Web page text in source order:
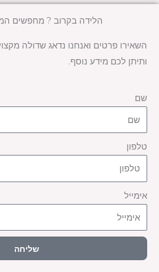
הלידה בקרוב ? מחפשים
השאירו פרטים ואנחנו נדאג שדולה
ותיתן לכם מידע נוסף.
שם
טלפון
אימייל
שליחה